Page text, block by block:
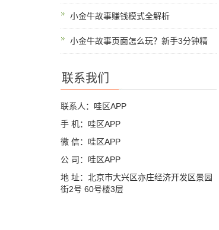
小金牛故事赚钱模式全解析
小金牛故事页面怎么玩？新手3分钟精
联系我们
联系人：哇区APP
手 机：哇区APP
微 信：哇区APP
公 司：哇区APP
地 址：北京市大兴区亦庄经济开发区景园
街2号 60号楼3层